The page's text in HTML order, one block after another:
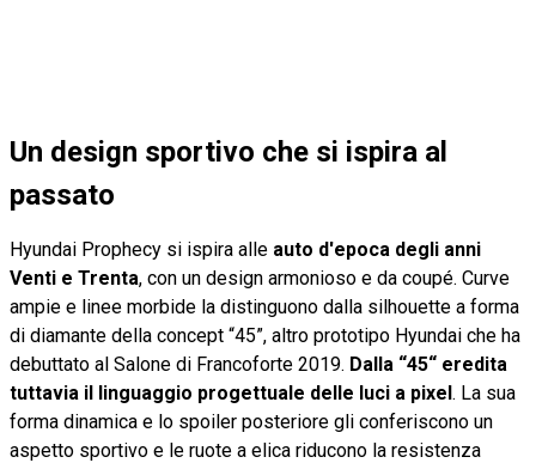
Un design sportivo che si ispira al
passato
Hyundai Prophecy si ispira alle auto d'epoca degli anni
Venti e Trenta, con un design armonioso e da coupé. Curve
ampie e linee morbide la distinguono dalla silhouette a forma
di diamante della concept “45”, altro prototipo Hyundai che ha
debuttato al Salone di Francoforte 2019. Dalla “45“ eredita
tuttavia il linguaggio progettuale delle luci a pixel. La sua
forma dinamica e lo spoiler posteriore gli conferiscono un
aspetto sportivo e le ruote a elica riducono la resistenza